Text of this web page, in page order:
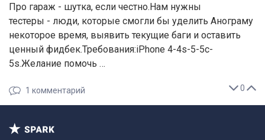
Про гараж - шутка, если честно.Нам нужны
тестеры - люди, которые смогли бы уделить Анограму
некоторое время, выявить текущие баги и оставить
ценный фидбек.Требования:iPhone 4-4s-5-5c-
5s.Желание помочь …
0
1 комментарий